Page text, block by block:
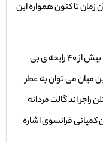
زمان تا کنون همواره این
راجر اند گالت از سال 1806 تا سال 2017 توانسته بیش از 40 رایحه ی بی
میان می توان به عطر
راجر اند گالت مردانه
کمپانی فرانسوی اشاره